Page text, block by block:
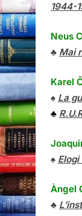
1944-
Neus
♣ Mai
Karel
♠ La
♣
♠
Àngel
♣